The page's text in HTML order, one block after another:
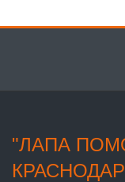
"ЛАПА
КРАСНОДАР